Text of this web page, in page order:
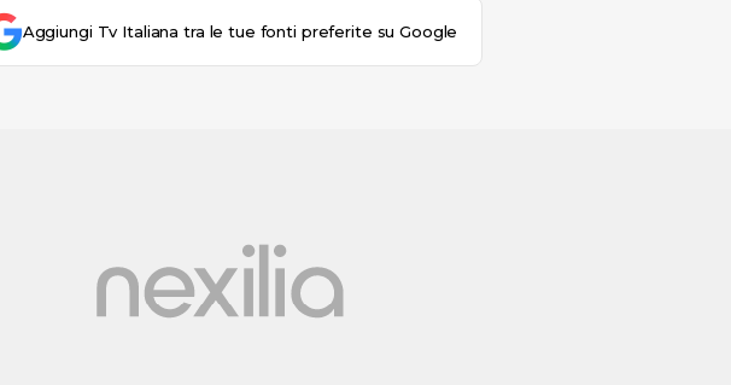
Aggiungi Tv Italiana tra le tue fonti preferite su Google